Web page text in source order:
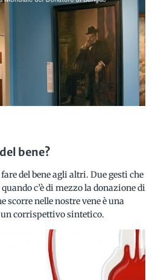
bene?
fare del bene agli altri. Due gesti che
c’è di mezzo la donazione di
scorre nelle nostre vene è una
corrispettivo sintetico.